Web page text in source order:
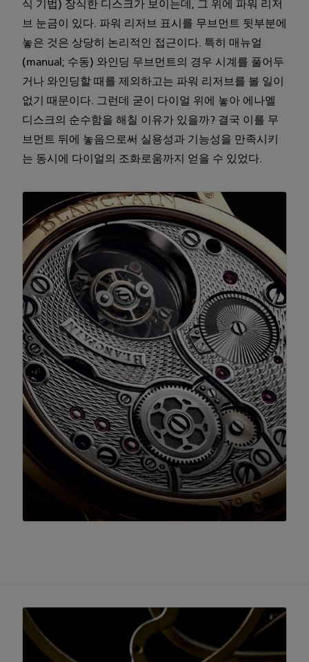
식 기법) 장식한 디스크가 보이는데, 그 위에 파워 리저
브 눈금이 있다. 파워 리저브 표시를 무브먼트 뒷부분에
놓은 것은 상당히 논리적인 접근이다. 특히 매뉴얼
(manual; 수동) 와인딩 무브먼트의 경우 시계를 풀어두
거나 와인딩할 때를 제외하고는 파워 리저브를 볼 일이
없기 때문이다. 그런데 굳이 다이얼 위에 놓아 에나멜
디스크의 순수함을 해칠 이유가 있을까? 결국 이를 무
브먼트 뒤에 놓음으로써 실용성과 기능성을 만족시키
는 동시에 다이얼의 조화로움까지 얻을 수 있었다.